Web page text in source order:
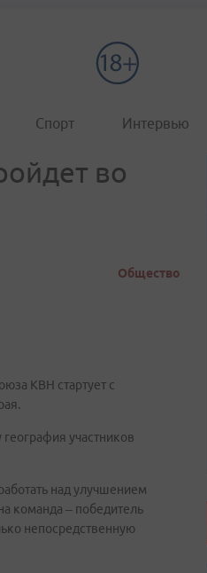
Спорт Интервью
во
Общество
КВН стартует с
география участников
над улучшением
команда – победитель
непосредственную